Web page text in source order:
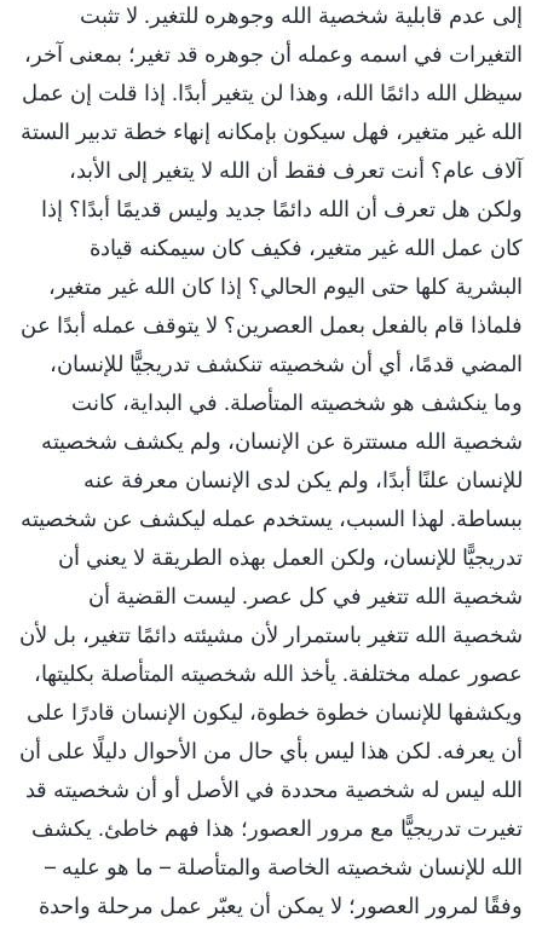
إلى عدم قابلية شخصية الله وجوهره للتغير. لا تثبت
التغيرات في اسمه وعمله أن جوهره قد تغير؛ بمعنى آخر،
سيظل الله دائمًا الله، وهذا لن يتغير أبدًا. إذا قلت إن عمل
الله غير متغير، فهل سيكون بإمكانه إنهاء خطة تدبير الستة
آلاف عام؟ أنت تعرف فقط أن الله لا يتغير إلى الأبد،
ولكن هل تعرف أن الله دائمًا جديد وليس قديمًا أبدًا؟ إذا
كان عمل الله غير متغير، فكيف كان سيمكنه قيادة
البشرية كلها حتى اليوم الحالي؟ إذا كان الله غير متغير،
فلماذا قام بالفعل بعمل العصرين؟ لا يتوقف عمله أبدًا عن
المضي قدمًا، أي أن شخصيته تنكشف تدريجيًّا للإنسان،
وما ينكشف هو شخصيته المتأصلة. في البداية، كانت
شخصية الله مستترة عن الإنسان، ولم يكشف شخصيته
للإنسان علنًا أبدًا، ولم يكن لدى الإنسان معرفة عنه
ببساطة. لهذا السبب، يستخدم عمله ليكشف عن شخصيته
تدريجيًّا للإنسان، ولكن العمل بهذه الطريقة لا يعني أن
شخصية الله تتغير في كل عصر. ليست القضية أن
شخصية الله تتغير باستمرار لأن مشيئته دائمًا تتغير، بل لأن
عصور عمله مختلفة. يأخذ الله شخصيته المتأصلة بكليتها،
ويكشفها للإنسان خطوة خطوة، ليكون الإنسان قادرًا على
أن يعرفه. لكن هذا ليس بأي حال من الأحوال دليلًا على أن
الله ليس له شخصية محددة في الأصل أو أن شخصيته قد
تغيرت تدريجيًّا مع مرور العصور؛ هذا فهم خاطئ. يكشف
الله للإنسان شخصيته الخاصة والمتأصلة – ما هو عليه –
وفقًا لمرور العصور؛ لا يمكن أن يعبّر عمل مرحلة واحدة